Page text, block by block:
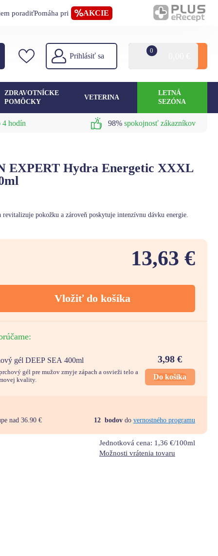
poradiťPomáha pri AKCIE
Prihlásiť sa
0
ZDRAVOTNÍCKE
POMÔCKY
VETERINA
LETNÁ
SEZÓNA
4 hodín 98% spokojnosť zákazníkov
EXPERT Hydra Energetic XXXL
pokožku a zároveň poskytuje intenzívnu dávku energie.
13,63 €
Vložiť do košíka
gél DEEP SEA 400ml
gél pre mužov zmyje zápach a osvieži telo a
kvality.
3,98 €
Do košíka
nad 36.90 € 12 bodovdo vernostného programu
Jednotková cena: 1,36 €/100ml
Možnosti vrátenia tovaru